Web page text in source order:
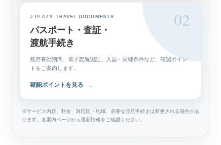
02
J PLAZA TRAVEL DOCUMENTS
パスポート・査証・
渡航手続き
残存有効期間、電子渡航認証、入国・乗継条件など、確認ポイン
トをご案内します。
確認ポイントを見る →
※サービス内容、料金、対応国・地域、必要な渡航手続きは変更される場合があ
ります。各案内ページから最新情報をご確認ください。